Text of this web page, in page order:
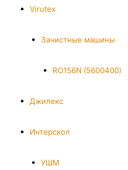
Virutex
Зачистные машины
RO156N (5600400)
Джилекс
Интерскол
УШМ